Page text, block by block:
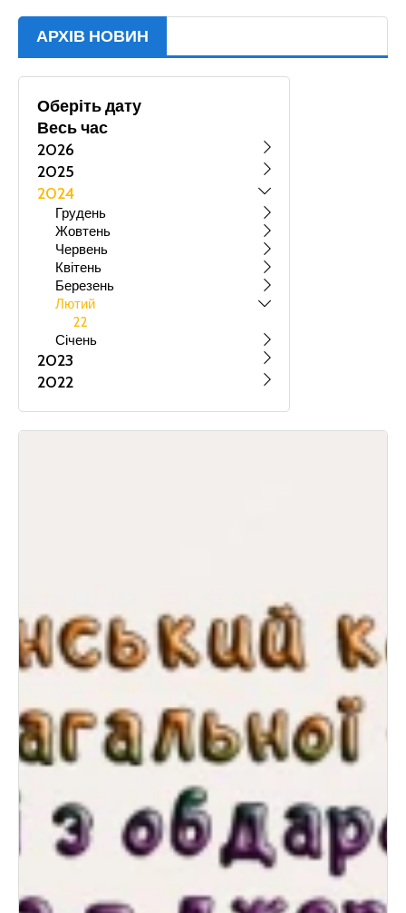
АРХІВ НОВИН
Оберіть дату
Весь час
2026
2025
2024
Грудень
Жовтень
Червень
Квітень
Березень
Лютий
22
Січень
2023
2022